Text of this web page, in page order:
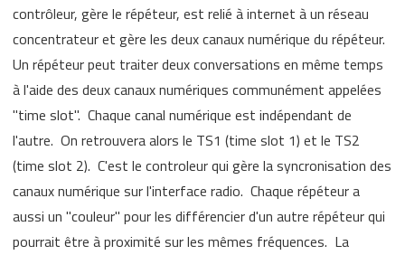
contrôleur, gère le répéteur, est relié à internet à un réseau
concentrateur et gère les deux canaux numérique du répéteur.
Un répéteur peut traiter deux conversations en même temps
à l'aide des deux canaux numériques communément appelées
"time slot". Chaque canal numérique est indépendant de
l'autre. On retrouvera alors le TS1 (time slot 1) et le TS2
(time slot 2). C'est le controleur qui gère la syncronisation des
canaux numérique sur l'interface radio. Chaque répéteur a
aussi un "couleur" pour les différencier d'un autre répéteur qui
pourrait être à proximité sur les mêmes fréquences. La